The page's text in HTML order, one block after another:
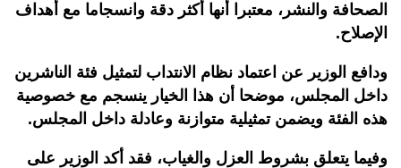
الصحافة والنشر، معتبرا أنها أكثر دقة وانسجاما مع أهداف
الإصلاح.
ودافع الوزير عن اعتماد نظام الانتداب لتمثيل فئة الناشرين
داخل المجلس، موضحا أن هذا الخيار ينسجم مع خصوصية
هذه الفئة ويضمن تمثيلية متوازنة وعادلة داخل المجلس.
وفيما يتعلق بشروط العزل والغياب، فقد أكد الوزير على